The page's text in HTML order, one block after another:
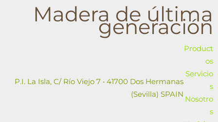
Madera de última
generación
P.I. La Isla, C/ Río Viejo 7 • 41700 Dos Hermanas
(Sevilla) SPAIN
Product
os
Servicio
s
Nosotro
s